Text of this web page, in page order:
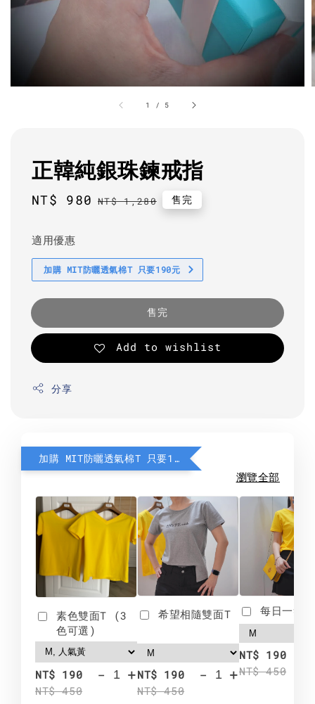
1 / 5
正韓純銀珠鍊戒指
Sale
NT$ 980 Regular
NT$ 1,280 售完
適用優惠
加購 MIT防曬透氣棉T 只要190元
售完
Add to wishlist
分享
加購 MIT防曬透氣棉T 只要190元
瀏覽全部
素色雙面T (3
色可選)
NT$ 190
NT$ 450
- +
希望相隨雙面T
NT$ 190
NT$ 450
- +
每日一笑
NT$ 190
NT$ 450